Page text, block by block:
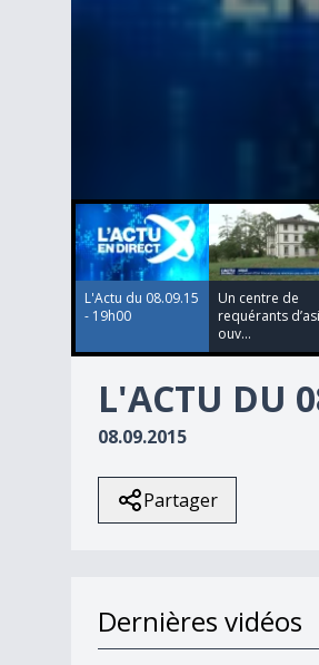
0
seconds
of
secondsVolume
90%
L'Actu du 08.09.15
- 19h00
Un centre de
requérants
ouv...
L'ACTU DU
08.09.2015
Partager
Dernières vidéos